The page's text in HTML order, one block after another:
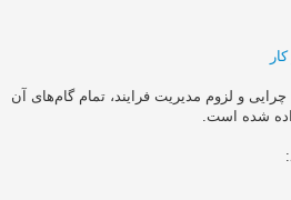
و لزوم مدیریت فرایند، تمام گام‌های آن
شده است.